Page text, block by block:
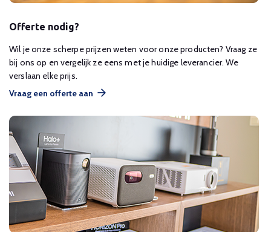
Offerte nodig?
Wil je onze scherpe prijzen weten voor onze producten? Vraag ze
bij ons op en vergelijk ze eens met je huidige leverancier. We
verslaan elke prijs.
Vraag een offerte aan